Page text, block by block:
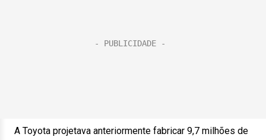
A Toyota projetava anteriormente fabricar 9,7 milhões de